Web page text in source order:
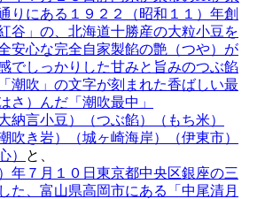
りにある１９２２（昭和１１）年創
谷」の、北海道十勝産の大粒小豆を
安心な完全自家製餡の艶（つや）が
でしっかりした甘みと旨みのつぶ餡
潮吹」の文字が刻まれた香ばしい最
さ）んだ「潮吹最中」
納言小豆）（つぶ餡）（もち米）
吹き岩）（城ヶ崎海岸）（伊東市）
）
と、
年７月１０日東京都中央区銀座の三
た、富山県高岡市にある「中尾清月